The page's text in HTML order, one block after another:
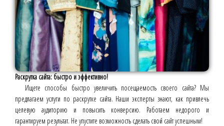
Раскрутка сайта: быстро и эффективно!
Ищете способы быстро увеличить посещаемость своего сайта? Мы
предлагаем услуги по раскрутке сайта. Наши эксперты знают, как привлечь
целевую аудиторию и повысить конверсию. Работаем недорого и
гарантируем результат. Не упустите возможность сделать свой сайт успешным!